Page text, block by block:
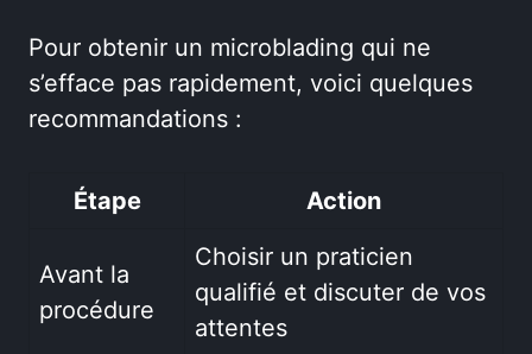
Pour obtenir un microblading qui ne
s’efface pas rapidement, voici quelques
recommandations :
Étape Action
Avant la
procédure
Choisir un praticien
qualifié et discuter de vos
attentes